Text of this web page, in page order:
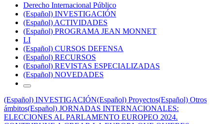
Derecho Internacional Público
(Español) INVESTIGACIÓN
(Español) ACTIVIDADES
(Español) PROGRAMA JEAN MONNET
LI
(Español) CURSOS DEFENSA
(Español) RECURSOS
(Español) REVISTAS ESPECIALIZADAS
(Español) NOVEDADES
(Español) INVESTIGACIÓN(Español) Proyectos(Español) Otros
ámbitos(Español) JORNADAS INTERNACIONALES:
ELECCIONES AL PARLAMENTO EUROPEO 2024.